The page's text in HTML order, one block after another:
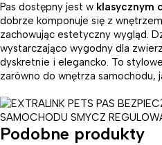
Pas dostępny jest w klasycznym
dobrze komponuje się z
zachowując estetyczny wygląd.
wystarczająco wygodny dla
dyskretnie i elegancko. To
zarówno do wnętrza samochodu,
Podobne produkty